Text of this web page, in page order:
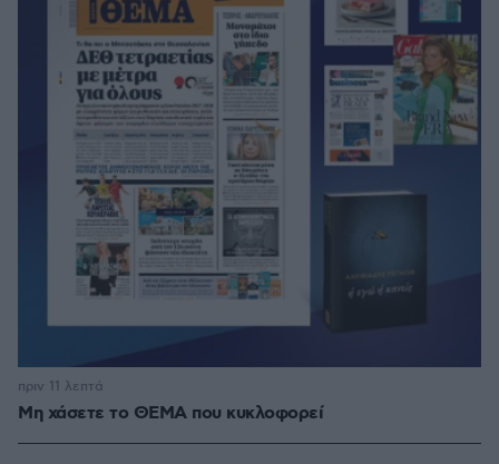
Μη χάσετε το ΘΕΜΑ που κυκλοφορεί
πριν 11 λεπτά